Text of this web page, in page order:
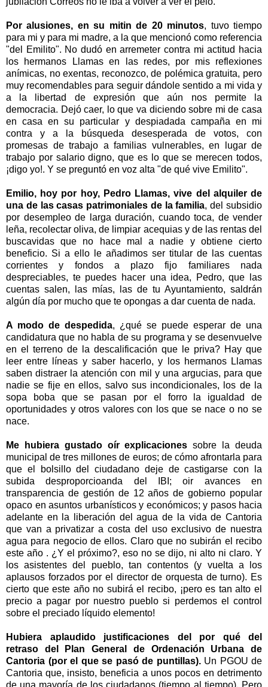
Por alusiones, en su mitin de 20 minutos, tuvo tiempo
para mi y para mi madre, a la que mencionó como referencia
"del Emilito". No dudó en arremeter contra mi actitud hacia
los hermanos Llamas en las redes, por mis reflexiones
anímicas, no exentas, reconozco, de polémica gratuita, pero
muy recomendables para seguir dándole sentido a mi vida y
a la libertad de expresión que aún nos permite la
democracia. Dejó caer, lo que va diciendo sobre mi de casa
en casa en su particular y despiadada campaña en mi
contra y a la búsqueda desesperada de votos, con
promesas de trabajo a familias vulnerables, en lugar de
trabajo por salario digno, que es lo que se merecen todos,
¡digo yo!. Y se preguntó en voz alta "de qué vive Emilito".
Emilio, hoy por hoy, Pedro Llamas, vive del alquiler de
una de las casas patrimoniales de la familia, del subsidio
por desempleo de larga duración, cuando toca, de vender
leña, recolectar oliva, de limpiar acequias y de las rentas del
buscavidas que no hace mal a nadie y obtiene cierto
beneficio. Si a ello le añadimos ser titular de las cuentas
corrientes y fondos a plazo fijo familiares nada
despreciables, te puedes hacer una idea, Pedro, que las
cuentas salen, las mías, las de tu Ayuntamiento, saldrán
algún día por mucho que te opongas a dar cuenta de nada.
A modo de despedida, ¿qué se puede esperar de una
candidatura que no habla de su programa y se desenvuelve
en el terreno de la descalificación que le priva? Hay que
leer entre líneas y saber hacerlo, y los hermanos Llamas
saben distraer la atención con mil y una argucias, para que
nadie se fije en ellos, salvo sus incondicionales, los de la
sopa boba que se pasan por el forro la igualdad de
oportunidades y otros valores con los que se nace o no se
nace.
Me hubiera gustado oír explicacionessobre la deuda
municipal de tres millones de euros; de cómo afrontarla para
que el bolsillo del ciudadano deje de castigarse con la
subida desproporcioanda del IBI; oir avances en
transparencia de gestión de 12 años de gobierno popular
opaco en asuntos urbanísticos y económicos; y pasos hacia
adelante en la liberación del agua de la vida de Cantoria
que van a privatizar a costa del uso exclusivo de nuestra
agua para negocio de ellos. Claro que no subirán el recibo
este año . ¿Y el próximo?, eso no se dijo, ni alto ni claro. Y
los asistentes del pueblo, tan contentos (y vuelta a los
aplausos forzados por el director de orquesta de turno). Es
cierto que este año no subirá el recibo, ¡pero es tan alto el
precio a pagar por nuestro pueblo si perdemos el control
sobre el preciado líquido elemento!
Hubiera aplaudido justificaciones del por qué del
retraso del Plan General de Ordenación Urbana de
Cantoria (por el que se pasó de puntillas).Un PGOU de
Cantoria que, insisto, beneficia a unos pocos en detrimento